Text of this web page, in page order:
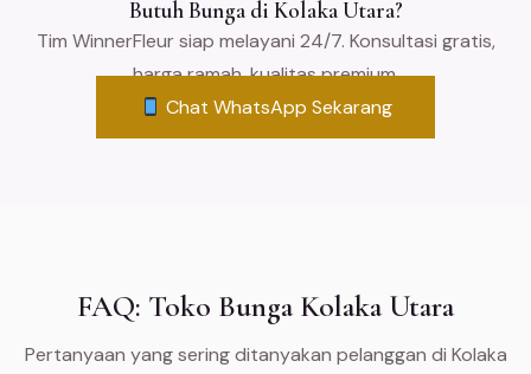
Butuh Bunga di Kolaka Utara?
Tim WinnerFleur siap melayani 24/7. Konsultasi gratis,
harga ramah, kualitas premium.
Chat WhatsApp Sekarang
FAQ: Toko Bunga Kolaka Utara
Pertanyaan yang sering ditanyakan pelanggan di Kolaka